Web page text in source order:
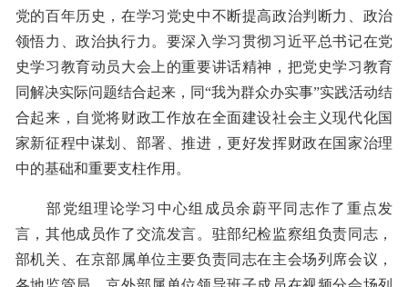
党的百年历史，在学习党史中不断提高政治判断力、政治
领悟力、政治执行力。要深入学习贯彻习近平总书记在党
史学习教育动员大会上的重要讲话精神，把党史学习教育
同解决实际问题结合起来，同“我为群众办实事”实践活动结
合起来，自觉将财政工作放在全面建设社会主义现代化国
家新征程中谋划、部署、推进，更好发挥财政在国家治理
中的基础和重要支柱作用。
部党组理论学习中心组成员余蔚平同志作了重点发
言，其他成员作了交流发言。驻部纪检监察组负责同志，
部机关、在京部属单位主要负责同志在主会场列席会议，